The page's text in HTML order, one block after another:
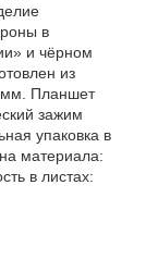
в
и чёрном
из
мм. Планшет
зажим
упаковка в
материала:
в листах: